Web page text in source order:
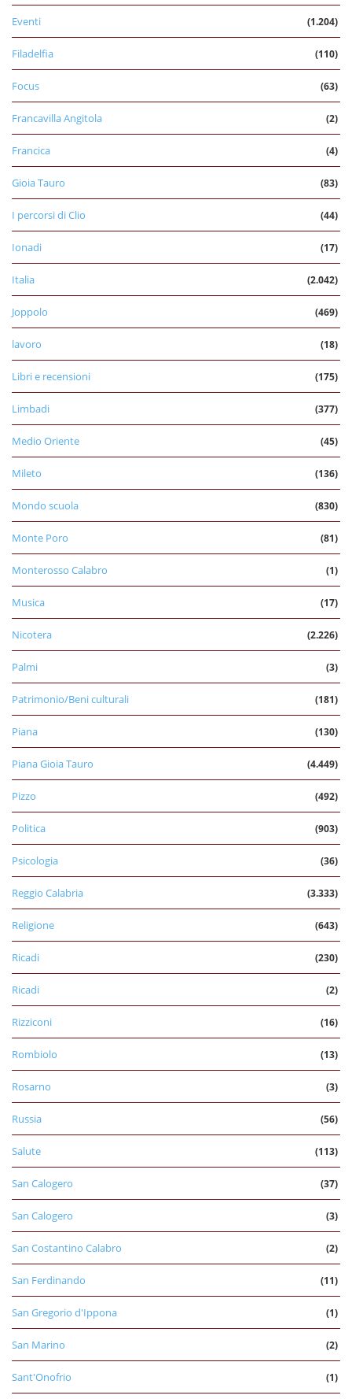
Eventi (1.204)
Filadelfia (110)
Focus (63)
Francavilla Angitola (2)
Francica (4)
Gioia Tauro (83)
I percorsi di Clio (44)
Ionadi (17)
Italia (2.042)
Joppolo (469)
lavoro (18)
Libri e recensioni (175)
Limbadi (377)
Medio Oriente (45)
Mileto (136)
Mondo scuola (830)
Monte Poro (81)
Monterosso Calabro (1)
Musica (17)
Nicotera (2.226)
Palmi (3)
Patrimonio/Beni culturali (181)
Piana (130)
Piana Gioia Tauro (4.449)
Pizzo (492)
Politica (903)
Psicologia (36)
Reggio Calabria (3.333)
Religione (643)
Ricadi (230)
Ricadi (2)
Rizziconi (16)
Rombiolo (13)
Rosarno (3)
Russia (56)
Salute (113)
San Calogero (37)
San Calogero (3)
San Costantino Calabro (2)
San Ferdinando (11)
San Gregorio d'Ippona (1)
San Marino (2)
Sant'Onofrio (1)